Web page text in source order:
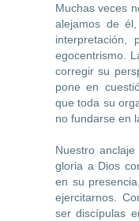
Muchas veces
alejamos de
interpretación,
egocentrismo.
corregir su
pone en
que toda su
no fundarse en
Nuestro
gloria a Dios
en su
ejercitarnos.
ser discípulas